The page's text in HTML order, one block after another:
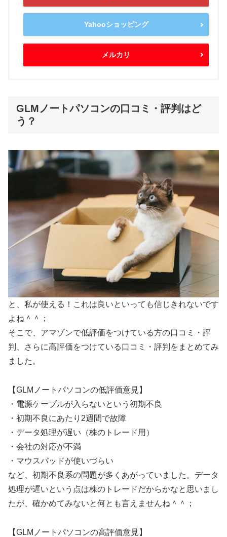
Yahooショッピング
メルカリ
GLMノートパソコンの口コミ・評判はど
う？
と、私が使える！これは良いといっても信じきれないです
よね＾＾；
そこで、アマゾンで低評価をつけている方の口コミ・評
判、さらに高評価をつけている口コミ・評判をまとめてみ
ました。
【GLMノートパソコンの低評価意見】
・電源ケーブルが入らないという初期不良
・初期不良にあたり2週間で故障
・データ処理が遅い（株のトレード用）
・会社の対応が不満
・マウスパッドが使いづらい
など、初期不良系の問題が多くあがっていました。データ
処理が遅いという点は株のトレードだからかなと思いまし
たが、確かめてみないと何とも言えませんね＾＾；
【GLMノートパソコンの高評価意見】